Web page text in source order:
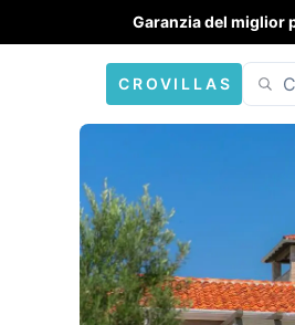
Garanzia del miglior
CROVILLAS